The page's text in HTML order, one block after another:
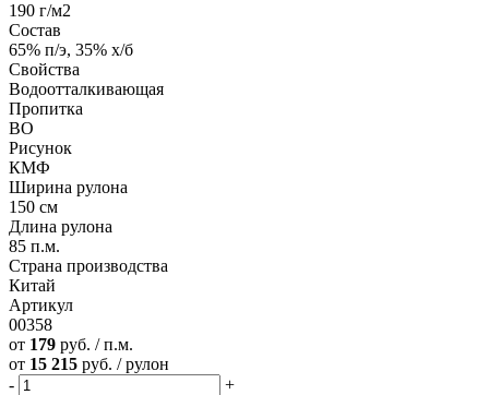
190 г/м2
Состав
65% п/э, 35% х/б
Свойства
Водоотталкивающая
Пропитка
ВО
Рисунок
КМФ
Ширина рулона
150 см
Длина рулона
85 п.м.
Страна производства
Китай
Артикул
00358
от 179 руб. / п.м.
от 15 215 руб. / рулон
-
+